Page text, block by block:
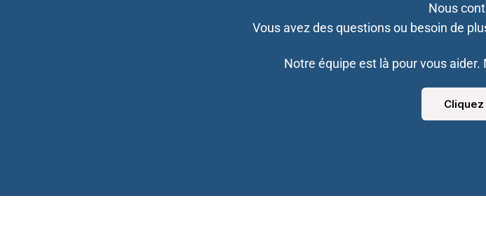
Nous
Vous avez des questions ou besoin de
Notre équipe est là pour vous aider.
Cliquez